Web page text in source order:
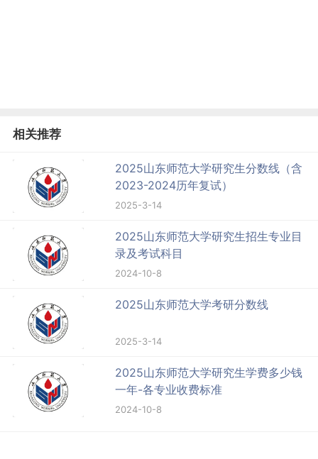
相关推荐
2025山东师范大学研究生分数线（含
2023-2024历年复试）
2025-3-14
2025山东师范大学研究生招生专业目
录及考试科目
2024-10-8
2025山东师范大学考研分数线
2025-3-14
2025山东师范大学研究生学费多少钱
一年-各专业收费标准
2024-10-8